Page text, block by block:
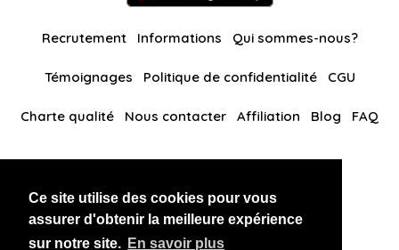
Ce site utilise des cookies pour vous
assurer d'obtenir la meilleure expérience
sur notre site. En savoir plus
Recrutement Informations Qui sommes-nous?
Témoignages Politique de confidentialité CGU
Charte qualité Nous contacter Affiliation Blog FAQ
BlackAndBeauties RussianKisses